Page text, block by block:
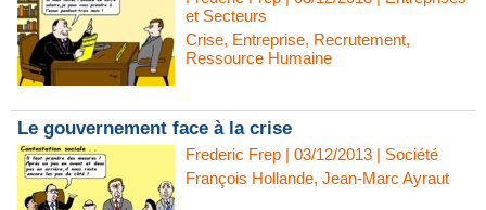
et Secteurs
Crise, Entreprise, Recrutement,
Ressource Humaine
Le gouvernement face à la crise
Frederic Frep | 03/12/2013 | Société
François Hollande, Jean-Marc Ayraut